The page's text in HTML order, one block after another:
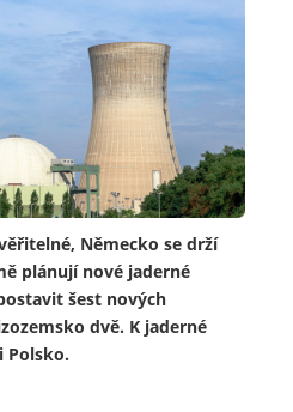
Německo se drží
plánují nové jaderné
šest nových
dvě. K jaderné
Polsko.